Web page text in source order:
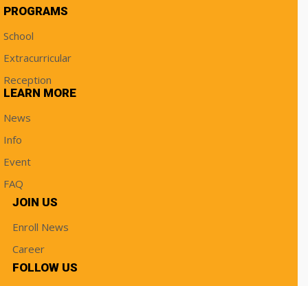
PROGRAMS
School
Extracurricular
Reception
LEARN MORE
News
Info
Event
FAQ
JOIN US
Enroll News
Career
FOLLOW US